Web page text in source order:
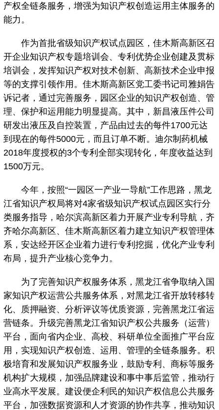
产权全链条服务，增强为知识产权创造运用主体服务的
能力。
作为首批省级知识产权试点园区，佳木斯高新区召
开企业知识产权专题培训会、专利优势企业创建及贯标
培训会，发挥知识产权对技术创新、高新技术企业申报
等的支撑引领作用。佳木斯高新区党工委书记司雅娟告
诉记者，通过完善服务，园区企业的知识产权创造、管
理、保护和运用能力明显提高。其中，新昌液压件公司
研发出液压及自控装置，产品由过去的每件1700元达
到现在的每件5000元，而且订单不断。迪尔制药机械
2018年度授权的3个专利全部实现转化，年度收益达到
1500万元。
今年，按照“一园区一产业一导航”工作思路，黑龙
江省知识产权局将对4家省级知识产权试点园区实行分
类服务指导，哈尔滨高新区着力开展产业专利导航，齐
齐哈尔高新区、佳木斯高新区着力建立知识产权管理体
系，安达经开区企业着力进行专利挖掘，优化产业专利
布局，提升产业核心竞争力。
为了完善知识产权服务体系，黑龙江省争取纳入国
家知识产权运营公共服务体系，对黑龙江省开放转移转
化、质押融资、分析评议等优质资源，完善黑龙江省运
营链条。升级完善黑龙江省知识产权公共服务（运营）
平台，面向省内企业、高校、科研单位全面推广平台应
用，实现知识产权创造、运用、管理的全链条服务。积
极培育和发展知识产权服务业，鼓励专利、商标等服务
机构扩大规模，加强品牌建设和事中事后监管，推动行
业高水平发展。建设便企利民的知识产权信息公共服务
平台，加强数据资源和人才资源的协作共享，推动知识